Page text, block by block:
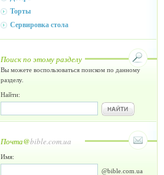
Торты
Сервировка стола
Поиск по этому разделу
Вы можете воспользоваться поиском по данному
разделу.
Найти:
Почта@bible.com.ua
Имя:
@bible.com.ua